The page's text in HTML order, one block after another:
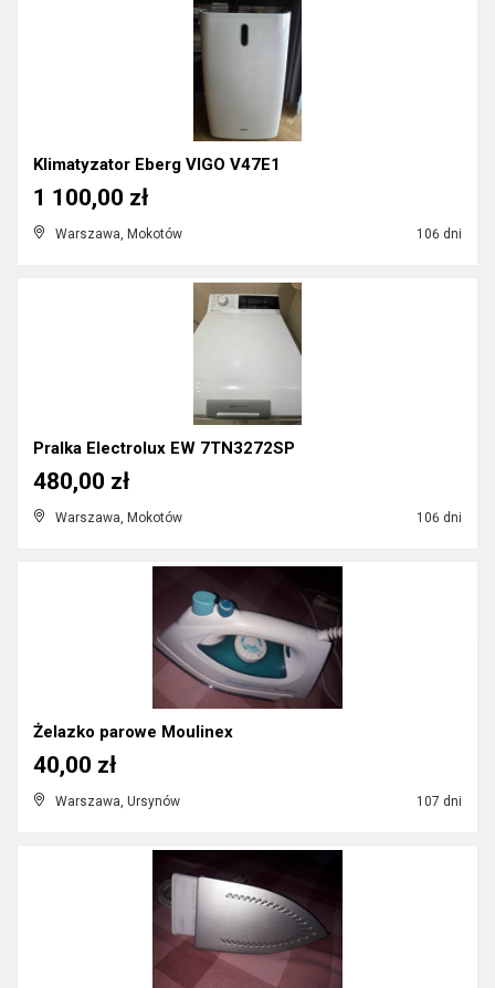
Klimatyzator Eberg VIGO V47E1
Warszawa, Mokotów 106 dni
1 100,00 zł
Pralka Electrolux EW 7TN3272SP
Warszawa, Mokotów 106 dni
480,00 zł
Żelazko parowe Moulinex
Warszawa, Ursynów 107 dni
40,00 zł